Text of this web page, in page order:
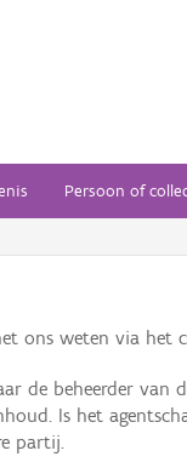
Persoon of
ons weten via het
de beheerder van
Is het
partij.